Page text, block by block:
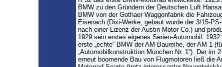
BMW zu den Gründern der Deutschen Luft
BMW von der Gothaer Waggonfabrik die
Eisenach (Dixi-Werke, gebaut wurde der 3/15-
nach einer Lizenz der Austin Motor Co.) und
1929 sein erstes eigenes Serien-Automobil. 1932
erste „echte“ BMW der AM-Baureihe, der AM 1
„Automobilkonstruktion München Nr. 1“). Der im
erneut boomende Bau von Flugmotoren ließ die